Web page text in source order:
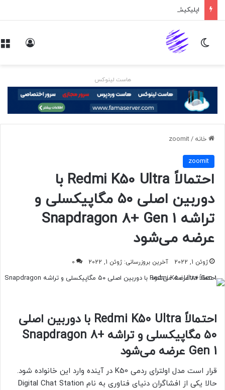
اپلیکیشن پیام‌رسان ایکس در راه است
تغییر پوسته
هاست لینوکس
خانه /
zoomit
zoomit
احتمالاً Redmi K50 Ultra با
دوربین اصلی ۵۰ مگاپیکسلی و
تراشه Snapdragon 8+ Gen 1
عرضه می‌شود
ژوئن 1, 2022 آخرین بروزرسانی: ژوئن 1, 2022 0
احتمالاً Redmi K50 Ultra با دوربین اصلی
۵۰ مگاپیکسلی و تراشه Snapdragon 8+
Gen 1 عرضه می‌شود
قرار است مدل اولترای ردمی K50 در آینده وارد این خانواده شود.
حالا یکی از افشاگران دنیای فناوری به نام Digital Chat Station